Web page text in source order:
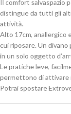
Il comfort salvaspazio
distingue da tutti gli
attività.
Alto 17cm, anallergico
cui riposare. Un
in un solo oggetto
Le pratiche leve,
permettono di attivare
Potrai spostare